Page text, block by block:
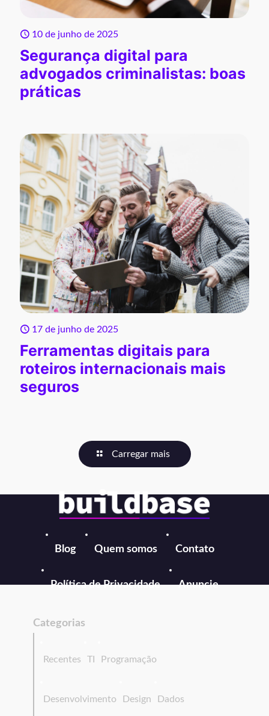
10 de junho de 2025
Segurança digital para
advogados criminalistas: boas
práticas
17 de junho de 2025
Ferramentas digitais para
roteiros internacionais mais
seguros
Carregar mais
Blog Quem somos Contato
Política de Privacidade Anuncie
Categorias
Recentes TI Programação
Desenvolvimento Design Dados